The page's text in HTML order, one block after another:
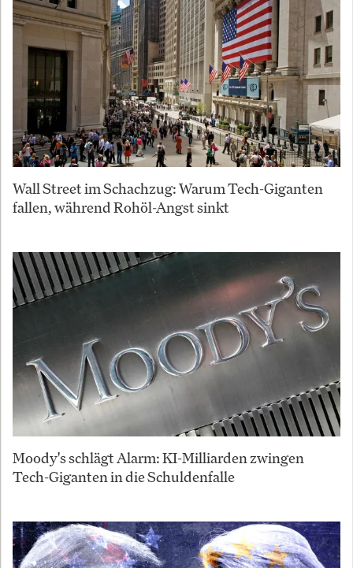
Wall Street im Schachzug: Warum Tech-Giganten
fallen, während Rohöl-Angst sinkt
Moody's schlägt Alarm: KI-Milliarden zwingen
Tech-Giganten in die Schuldenfalle